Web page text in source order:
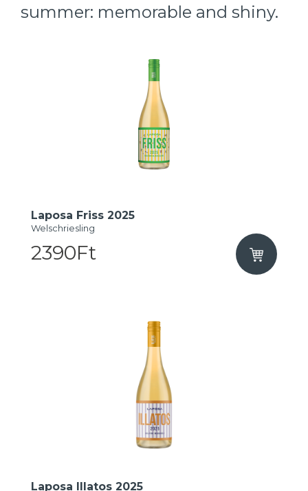
summer: memorable and shiny.
Laposa Friss 2025
Welschriesling
2390Ft
Laposa Illatos 2025